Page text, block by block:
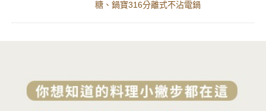
糖、鍋寶316分離式不沾電鍋